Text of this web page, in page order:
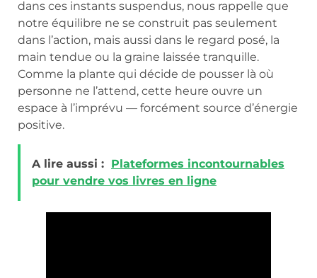
dans ces instants suspendus, nous rappelle que
notre équilibre ne se construit pas seulement
dans l’action, mais aussi dans le regard posé, la
main tendue ou la graine laissée tranquille.
Comme la plante qui décide de pousser là où
personne ne l’attend, cette heure ouvre un
espace à l’imprévu — forcément source d’énergie
positive.
A lire aussi : Plateformes incontournables
pour vendre vos livres en ligne